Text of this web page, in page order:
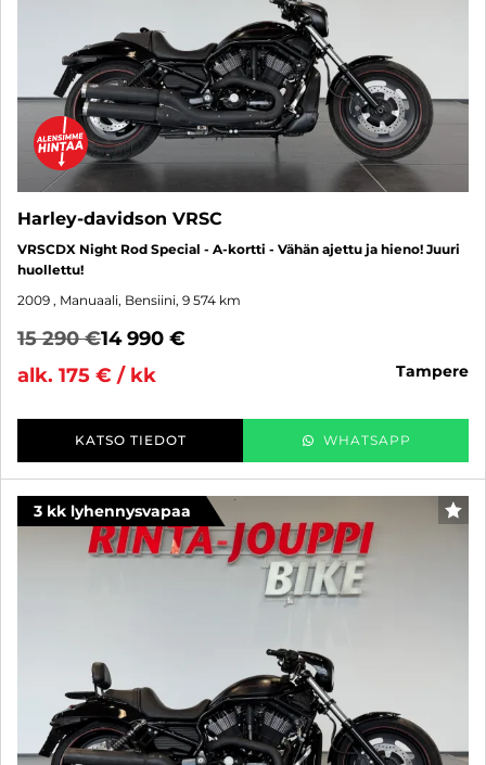
Harley-davidson VRSC
VRSCDX Night Rod Special - A-kortti - Vähän ajettu ja hieno! Juuri
huollettu!
2009 , Manuaali, Bensiini, 9 574 km
15 290 €14 990 €
alk. 175 € / kk
tampere
KATSO TIEDOT WHATSAPP
3 kk lyhennysvapaa